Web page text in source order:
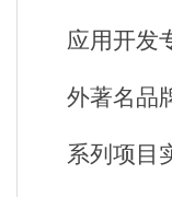
应用开发
外著名品
系列项目